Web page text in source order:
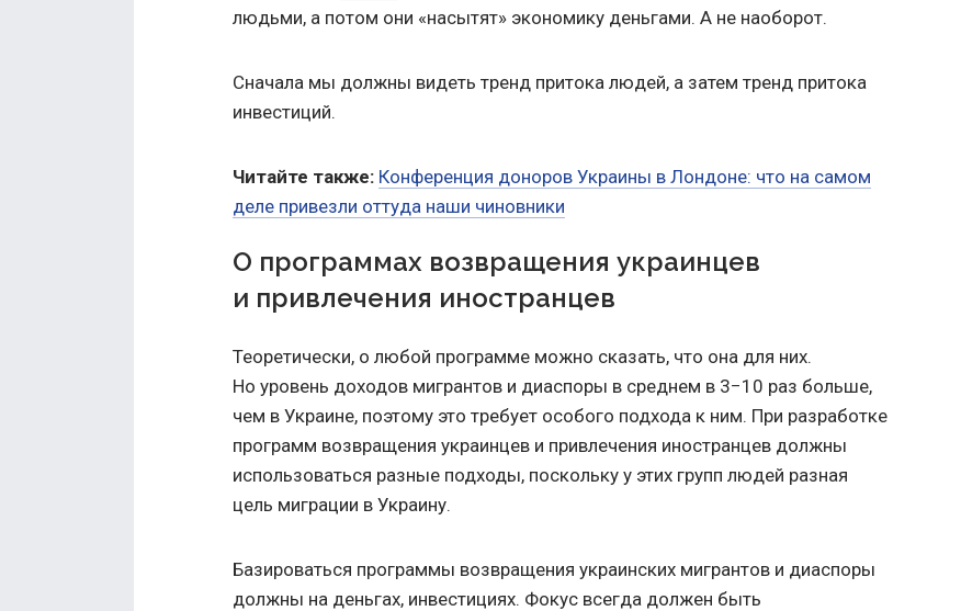
людьми, а потом они «насытят» экономику деньгами. А не наоборот.
Сначала мы должны видеть тренд притока людей, а затем тренд притока
инвестиций.
Читайте также: Конференция доноров Украины в Лондоне: что на самом
деле привезли оттуда наши чиновники
О программах возвращения украинцев
и привлечения иностранцев
Теоретически, о любой программе можно сказать, что она для них.
Но уровень доходов мигрантов и диаспоры в среднем в 3−10 раз больше,
чем в Украине, поэтому это требует особого подхода к ним. При разработке
программ возвращения украинцев и привлечения иностранцев должны
использоваться разные подходы, поскольку у этих групп людей разная
цель миграции в Украину.
Базироваться программы возвращения украинских мигрантов и диаспоры
должны на деньгах, инвестициях. Фокус всегда должен быть